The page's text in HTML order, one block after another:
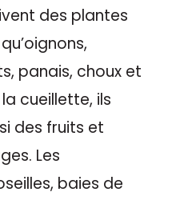
des plantes
panais, choux et
cueillette, ils
des fruits et
Les
baies de